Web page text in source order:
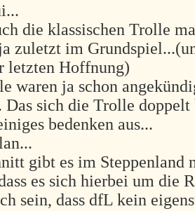
die klassischen Trolle
zuletzt im
letzten Hoffnung)
waren ja schon
sich die Trolle doppelt
bedenken aus...
gibt es im Steppenland
es sich hierbei um die
sein, dass dfL kein